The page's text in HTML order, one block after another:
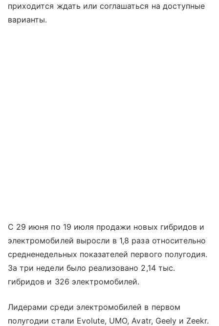
приходится ждать или соглашаться на доступные
варианты.
С 29 июня по 19 июля продажи новых гибридов и
электромобилей выросли в 1,8 раза относительно
средненедельных показателей первого полугодия.
За три недели было реализовано 2,14 тыс.
гибридов и 326 электромобилей.
Лидерами среди электромобилей в первом
полугодии стали Evolute, UMO, Avatr, Geely и Zeekr.